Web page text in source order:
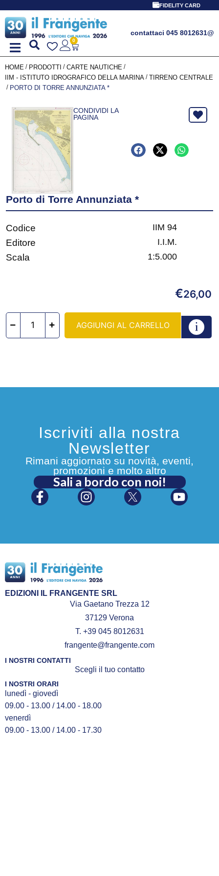
FIDELITY CARD
contattaci 045 8012631@
0
HOME / PRODOTTI / CARTE NAUTICHE /
IIM - ISTITUTO IDROGRAFICO DELLA MARINA / TIRRENO CENTRALE
/ PORTO DI TORRE ANNUNZIATA *
CONDIVIDI LA
PAGINA
Porto di Torre Annunziata *
Codice IIM 94
Editore I.I.M.
Scala 1:5.000
€26,00
AGGIUNGI AL CARRELLO
Iscriviti alla nostra
Newsletter
Rimani aggiornato su novità, eventi,
promozioni e molto altro
Sali a bordo con noi!
EDIZIONI IL FRANGENTE SRL
Via Gaetano Trezza 12
37129 Verona
T. +39 045 8012631
frangente@frangente.com
I NOSTRI CONTATTI
Scegli il tuo contatto
I NOSTRI ORARI
lunedì - giovedì
09.00 - 13.00 / 14.00 - 18.00
venerdì
09.00 - 13.00 / 14.00 - 17.30